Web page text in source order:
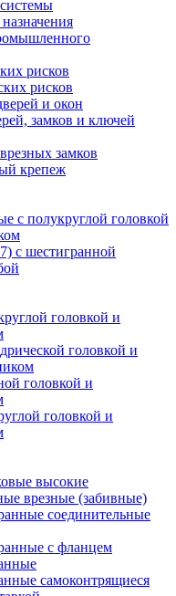
рисков
рисков
и окон
замков и ключей
замков
крепеж
с полукруглой головкой
с шестигранной
головкой и
головкой и
головкой и
головкой и
высокие
врезные (забивные)
соединительные
с фланцем
самоконтрящиеся